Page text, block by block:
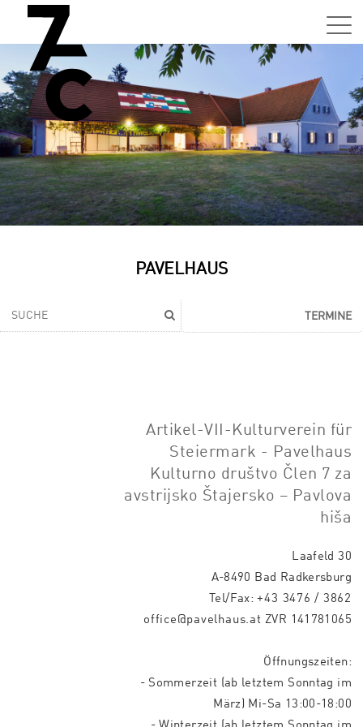
PAVELHAUS
TERMINE
Artikel-VII-Kulturverein für
Steiermark - Pavelhaus
Kulturno društvo Člen 7 za
avstrijsko Štajersko – Pavlova
hiša
Laafeld 30
A-8490 Bad Radkersburg
Tel/Fax:+43 3476 / 3862
office@pavelhaus.at ZVR 141781065
Öffnungszeiten:
- Sommerzeit (ab letztem Sonntag im
März) Mi-Sa 13:00-18:00